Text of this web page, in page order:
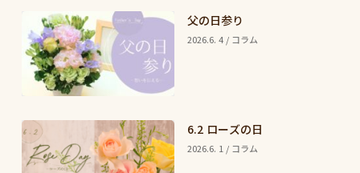
父の日参り
2026.6. 4 / コラム
6.2 ローズの日
2026.6. 1 / コラム